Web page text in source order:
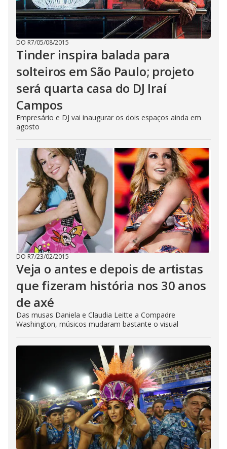
DO R7/05/08/2015
Tinder inspira balada para
solteiros em São Paulo; projeto
será quarta casa do DJ Iraí
Campos
Empresário e DJ vai inaugurar os dois espaços ainda em
agosto
DO R7/23/02/2015
Veja o antes e depois de artistas
que fizeram história nos 30 anos
de axé
Das musas Daniela e Claudia Leitte a Compadre
Washington, músicos mudaram bastante o visual